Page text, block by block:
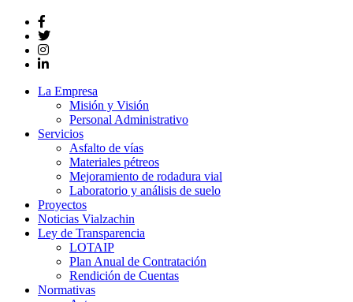
La Empresa
Misión y Visión
Personal Administrativo
Servicios
Asfalto de vías
Materiales pétreos
Mejoramiento de rodadura vial
Laboratorio y análisis de suelo
Proyectos
Noticias Vialzachin
Ley de Transparencia
LOTAIP
Plan Anual de Contratación
Rendición de Cuentas
Normativas